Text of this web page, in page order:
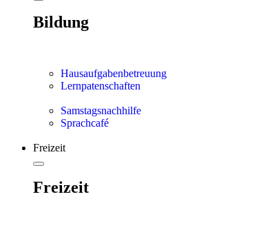
Bildung
Hausaufgabenbetreuung
Lernpatenschaften
Samstagsnachhilfe
Sprachcafé
Freizeit
Freizeit